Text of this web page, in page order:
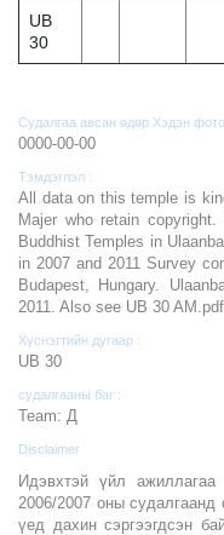
UB
30
Судалгаа авсан өдөр Хэдэн
0000-00-00
Тэмдэглэл :
All data on this temple is
Majer who retain
Buddhist Temples in
in 2007 and 2011 Survey
Budapest, Hungary.
2011. Also see UB 30
Хүснэгтийн дугаар :
UB 30
судалгааны баг :
Team: Д
Disclaimer
Идэвхтэй үйл
2006/2007 оны судалгаанд
үед дахин сэргээгдсэн